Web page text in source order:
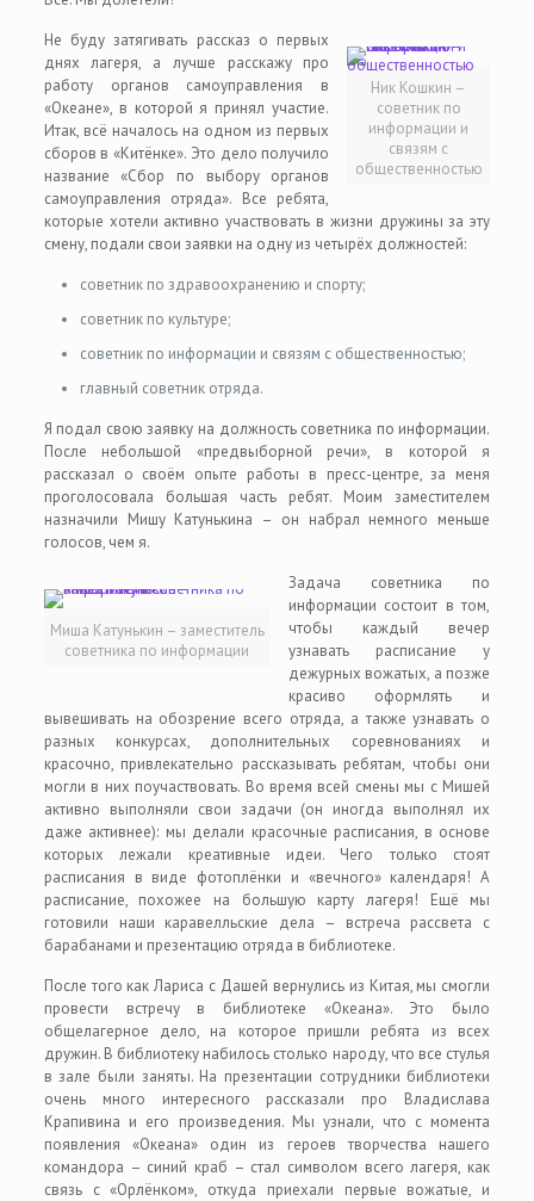
Ник Кошкин –
советник по
информации и
связям с
общественностью
Не буду затягивать рассказ о первых
днях лагеря, а лучше расскажу про
работу органов самоуправления в
«Океане», в которой я принял участие.
Итак, всё началось на одном из первых
сборов в «Китёнке». Это дело получило
название «Сбор по выбору органов
самоуправления отряда». Все ребята,
которые хотели активно участвовать в жизни дружины за эту
смену, подали свои заявки на одну из четырёх должностей:
советник по здравоохранению и спорту;
советник по культуре;
советник по информации и связям с общественностью;
главный советник отряда.
Я подал свою заявку на должность советника по информации.
После небольшой «предвыборной речи», в которой я
рассказал о своём опыте работы в пресс-центре, за меня
проголосовала большая часть ребят. Моим заместителем
назначили Мишу Катунькина – он набрал немного меньше
голосов, чем я.
Миша Катунькин – заместитель
советника по информации
Задача советника по
информации состоит в том,
чтобы каждый вечер
узнавать расписание у
дежурных вожатых, а позже
красиво оформлять и
вывешивать на обозрение всего отряда, а также узнавать о
разных конкурсах, дополнительных соревнованиях и
красочно, привлекательно рассказывать ребятам, чтобы они
могли в них поучаствовать. Во время всей смены мы с Мишей
активно выполняли свои задачи (он иногда выполнял их
даже активнее): мы делали красочные расписания, в основе
которых лежали креативные идеи. Чего только стоят
расписания в виде фотоплёнки и «вечного» календаря! А
расписание, похожее на большую карту лагеря! Ещё мы
готовили наши каравелльские дела – встреча рассвета с
барабанами и презентацию отряда в библиотеке.
После того как Лариса с Дашей вернулись из Китая, мы смогли
провести встречу в библиотеке «Океана». Это было
общелагерное дело, на которое пришли ребята из всех
дружин. В библиотеку набилось столько народу, что все стулья
в зале были заняты. На презентации сотрудники библиотеки
очень много интересного рассказали про Владислава
Крапивина и его произведения. Мы узнали, что с момента
появления «Океана» один из героев творчества нашего
командора – синий краб – стал символом всего лагеря, как
связь с «Орлёнком», откуда приехали первые вожатые, и